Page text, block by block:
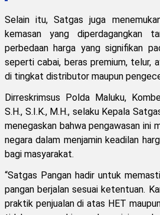
Selain itu, Satgas juga
kemasan yang diperdagangkan
perbedaan harga yang signifikan
seperti cabai, beras premium, telur,
di tingkat distributor maupun
Dirreskrimsus Polda Maluku,
S.H., S.I.K., M.H., selaku Kepala
menegaskan bahwa pengawasan ini
negara dalam menjamin keadilan
bagi masyarakat.
“Satgas Pangan hadir untuk
pangan berjalan sesuai ketentuan.
praktik penjualan di atas HET